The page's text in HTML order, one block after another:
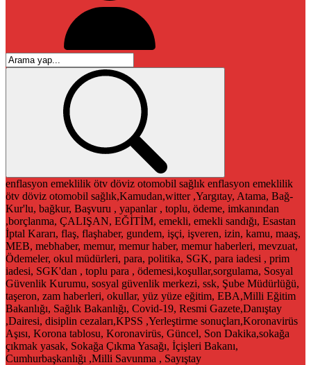
enflasyon emeklilik ötv döviz otomobil sağlık enflasyon emeklilik
ötv döviz otomobil sağlık,Kamudan,witter ,Yargıtay, Atama, Bağ-
Kur'lu, bağkur, Başvuru , yapanlar , toplu, ödeme, imkanından
,borçlanma, ÇALIŞAN, EĞİTİM, emekli, emekli sandığı, Esastan
İptal Kararı, flaş, flaşhaber, gundem, işçi, işveren, izin, kamu, maaş,
MEB, mebhaber, memur, memur haber, memur haberleri, mevzuat,
Ödemeler, okul müdürleri, para, politika, SGK, para iadesi , prim
iadesi, SGK'dan , toplu para , ödemesi,koşullar,sorgulama, Sosyal
Güvenlik Kurumu, sosyal güvenlik merkezi, ssk, Şube Müdürlüğü,
taşeron, zam haberleri, okullar, yüz yüze eğitim, EBA,Milli Eğitim
Bakanlığı, Sağlık Bakanlığı, Covid-19, Resmi Gazete,Danıştay
,Dairesi, disiplin cezaları,KPSS ,Yerleştirme sonuçları,Koronavirüs
Aşısı, Korona tablosu, Koronavirüs, Güncel, Son Dakika,sokağa
çıkmak yasak, Sokağa Çıkma Yasağı, İçişleri Bakanı,
Cumhurbaşkanlığı ,Milli Savunma , Sayıştay